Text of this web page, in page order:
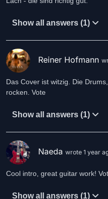
Show all answers (1)
Reiner Hofmann
Das Cover ist witzig. Die
rocken. Vote
Show all answers (1)
Naeda wrote 1 year
Cool intro, great guitar work!
Show all answers (1)